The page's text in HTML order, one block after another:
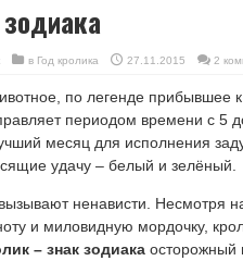
в Год кролика 27.11.2015 2
по легенде прибывшее
периодом времени с 5
месяц для исполнения
удачу – белый и зелёный.
ненависти. Несмотря
и миловидную мордочку,
– знак зодиака осторожный